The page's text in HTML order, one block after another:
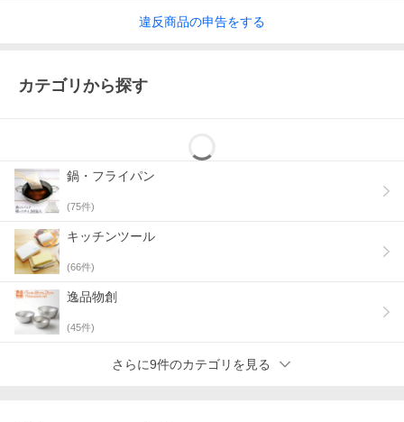
つばめのパンナイフシリーズのマルチバターナイフです。
ハンドルには同じくケヤキの天然木を使用し、手になじむ使い
心地です。
細かいギザ刃で、サンドイッチなどもきれいにカットでき、柔
軟な刀身でバターやスプレッドが塗りやすいのが特徴です。
パッケージもクラフト紙の温かみのあるデザインでギフトにも
おすすめです。
違反商品の申告をする
カテゴリから探す
鍋・フライパン
(75件)
キッチンツール
(66件)
逸品物創
(45件)
さらに9件のカテゴリを見る